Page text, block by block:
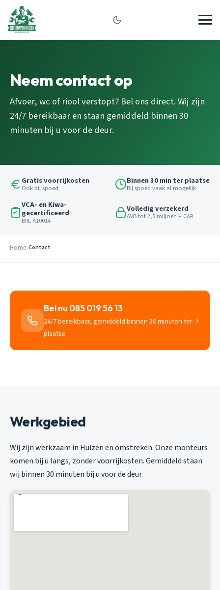
Neem contact op
Afvoer, wc of riool verstopt? Bel ons direct. Wij zijn
24/7 bereikbaar en staan gemiddeld binnen 30
minuten bij u voor de deur.
Gratis voorrijkosten
Ook bij spoed
Binnen 30 min ter plaatse
Bij spoed vaak al mogelijk
VCA- en Kiwa-
gecertificeerd
BRL K10014
Volledig verzekerd
AVB tot 2,5 miljoen + CAR
Home Contact
Bel nu 085 019 56 13
24/7 bereikbaar, gemiddeld binnen 30 minuten ter
plaatse
›
Werkgebied
Wij zijn werkzaam in Huizen en omstreken. Onze monteurs
komen bij u langs, zonder voorrijkosten. Gemiddeld staan
wij binnen 30 minuten bij u voor de deur.